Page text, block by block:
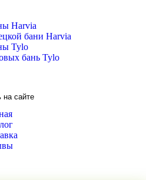
Harvia
бани Harvia
Tylo
бань Tylo